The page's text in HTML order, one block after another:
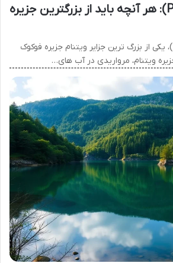
فوکوک (Phu Quoc): هر آنچه باید از بزرگترین جزیره
جزیره فوکوک(Phu Quoc)، یکی از بزرگ ترین جزایر ویتنام جزیره فوکوک